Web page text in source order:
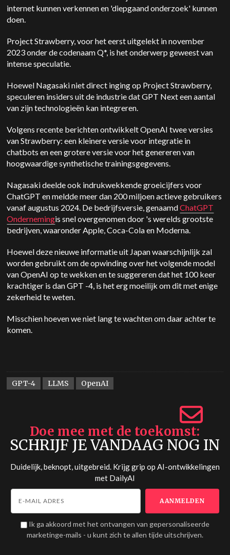
internet kunnen verkennen en 'diepgaand onderzoek' kunnen
doen.
Project Strawberry, voor het eerst uitgelekt in november
2023 onder de codenaam Q*, is het onderwerp geweest van
intense speculatie.
Hoewel Nagasaki niet direct inging op Project Strawberry,
speculeren insiders uit de industrie dat GPT Next een aantal
van zijn technologieën kan integreren.
Volgens recente berichten ontwikkelt OpenAI twee versies
van Strawberry: een kleinere versie voor integratie in
chatbots en een grotere versie voor het genereren van
hoogwaardige synthetische trainingsgegevens.
Nagasaki deelde ook indrukwekkende groeicijfers voor
ChatGPT en meldde meer dan 200 miljoen actieve gebruikers
vanaf augustus 2024. De bedrijfsversie, genaamdChatGPT
Ondernemingis snel overgenomen door 's werelds grootste
bedrijven, waaronder Apple, Coca-Cola en Moderna.
Hoewel deze nieuwe informatie uit Japan waarschijnlijk zal
worden gebruikt om de opwinding over het volgende model
van OpenAI op te wekken en te suggereren dat het 100 keer
krachtiger is dan GPT -4, is het erg moeilijk om dit met enige
zekerheid te weten.
Misschien hoeven we niet lang te wachten om daar achter te
komen.
GPT-4 LLMS OpenAI
Doe mee met de toekomst
SCHRIJF JE VANDAAG NOG IN
Duidelijk, beknopt, uitgebreid. Krijg grip op AI-ontwikkelingen
met DailyAI
Ik ga akkoord met het ontvangen van gepersonaliseerde
marketinge-mails - u kunt zich te allen tijde uitschrijven.